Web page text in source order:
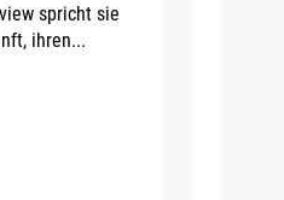
spricht sie
ihren...